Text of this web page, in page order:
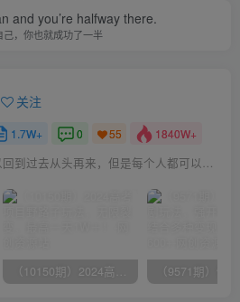
and you’re halfway there.
己，你也就成功了一半
关注
1.7W+ 0 55 1840W+
没有人可以回到过去从头再来，但是每个人都可以从今天开始，创造一个全新的结局
（10150期）2024高考项目野路子玩法，无限裂变，最高一天1W＋！